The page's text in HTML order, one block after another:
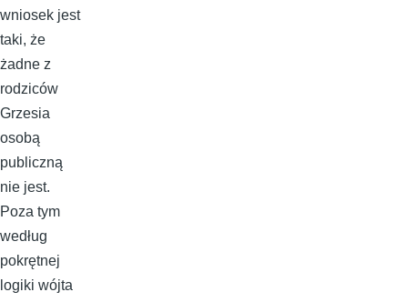
wniosek jest
taki, że
żadne z
rodziców
Grzesia
osobą
publiczną
nie jest.
Poza tym
według
pokrętnej
logiki wójta